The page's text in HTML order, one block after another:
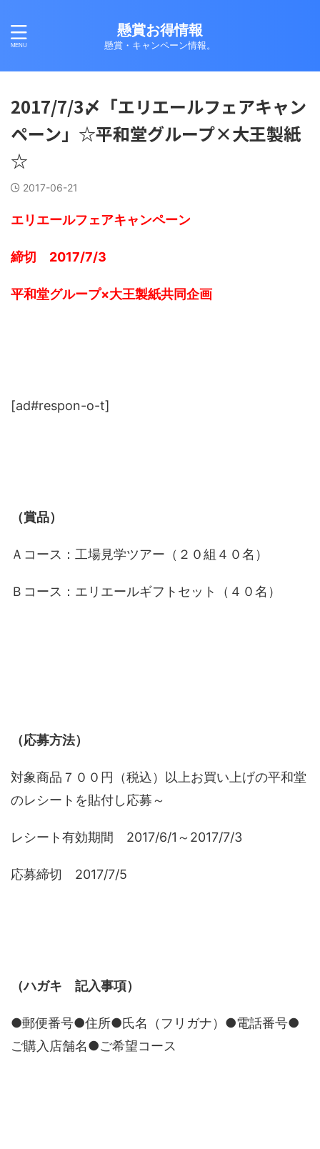
懸賞お得情報
懸賞・キャンペーン情報。
2017/7/3〆「エリエールフェアキャン
ペーン」☆平和堂グループ×大王製紙
☆
2017-06-21
エリエールフェアキャンペーン
締切 2017/7/3
平和堂グループ×大王製紙共同企画
[ad#respon-o-t]
（賞品）
Ａコース：工場見学ツアー（２０組４０名）
Ｂコース：エリエールギフトセット（４０名）
（応募方法）
対象商品７００円（税込）以上お買い上げの平和堂
のレシートを貼付し応募～
レシート有効期間 2017/6/1～2017/7/3
応募締切 2017/7/5
（ハガキ 記入事項）
●郵便番号●住所●氏名（フリガナ）●電話番号●
ご購入店舗名●ご希望コース